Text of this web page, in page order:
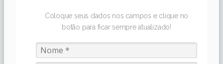
Coloque seus dados nos campos e clique no
botão para ficar sempre atualizado!